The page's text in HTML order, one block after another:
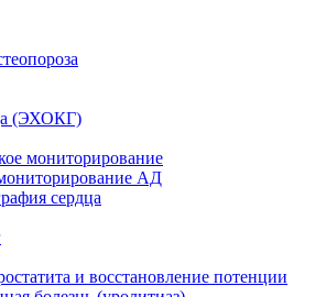
(ЭХОКГ)
мониторирование
АД
сердца
и восстановление потенции